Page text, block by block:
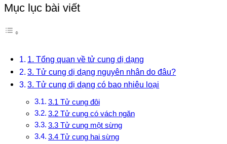
Mục lục bài viết
1. Tổng quan về tử cung dị dạng
3. Tử cung dị dạng nguyên nhân do đâu?
3. Tử cung dị dạng có bao nhiêu loại
3.1 Tử cung đôi
3.2 Tử cung có vách ngăn
3.3 Tử cung một sừng
3.4 Tử cung hai sừng